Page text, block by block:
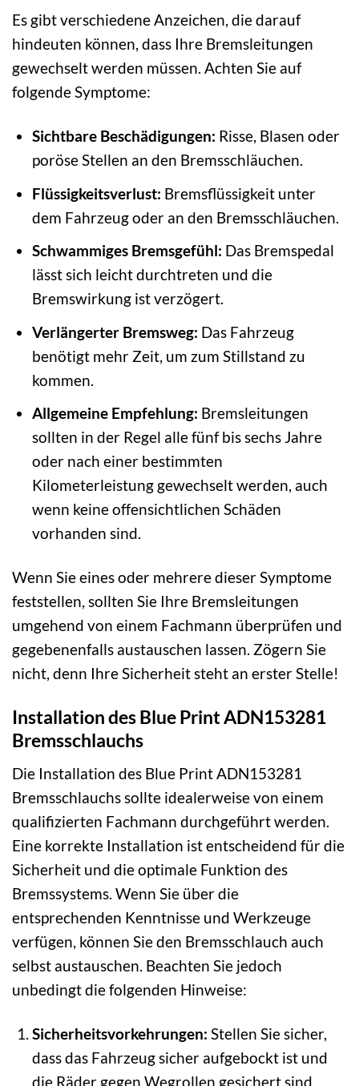
Es gibt verschiedene Anzeichen, die darauf
hindeuten können, dass Ihre Bremsleitungen
gewechselt werden müssen. Achten Sie auf
folgende Symptome:
Sichtbare Beschädigungen: Risse, Blasen oder
poröse Stellen an den Bremsschläuchen.
Flüssigkeitsverlust: Bremsflüssigkeit unter
dem Fahrzeug oder an den Bremsschläuchen.
Schwammiges Bremsgefühl: Das Bremspedal
lässt sich leicht durchtreten und die
Bremswirkung ist verzögert.
Verlängerter Bremsweg: Das Fahrzeug
benötigt mehr Zeit, um zum Stillstand zu
kommen.
Allgemeine Empfehlung: Bremsleitungen
sollten in der Regel alle fünf bis sechs Jahre
oder nach einer bestimmten
Kilometerleistung gewechselt werden, auch
wenn keine offensichtlichen Schäden
vorhanden sind.
Wenn Sie eines oder mehrere dieser Symptome
feststellen, sollten Sie Ihre Bremsleitungen
umgehend von einem Fachmann überprüfen und
gegebenenfalls austauschen lassen. Zögern Sie
nicht, denn Ihre Sicherheit steht an erster Stelle!
Installation des Blue Print ADN153281
Bremsschlauchs
Die Installation des Blue Print ADN153281
Bremsschlauchs sollte idealerweise von einem
qualifizierten Fachmann durchgeführt werden.
Eine korrekte Installation ist entscheidend für die
Sicherheit und die optimale Funktion des
Bremssystems. Wenn Sie über die
entsprechenden Kenntnisse und Werkzeuge
verfügen, können Sie den Bremsschlauch auch
selbst austauschen. Beachten Sie jedoch
unbedingt die folgenden Hinweise:
Sicherheitsvorkehrungen: Stellen Sie sicher,
dass das Fahrzeug sicher aufgebockt ist und
die Räder gegen Wegrollen gesichert sind.